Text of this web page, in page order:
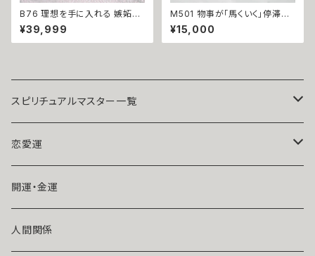
B76 理想を手に入れる 嫉妬や
不安を消し去る コンプレックス
除去 ツキを復活 オニキス ブレ
スレット 悪魔術師 べリアル メン
就
¥39,999
M501 物事が「馬くいく」停滞を
打ち破り勝運を呼び込む 馬 オ
ニキス シルバー ストラップ キー
ホルダー 祈祷師 澪央（みお）手
功 出世 お守り 御守り おまじな
¥15,000
スピリチュアルマスター一覧
魔術師アリエル
悪魔術師べリアル
風水師さくら
恋愛運
片思い
ライバルの居る恋（略奪したい）
開運・金運
人間関係